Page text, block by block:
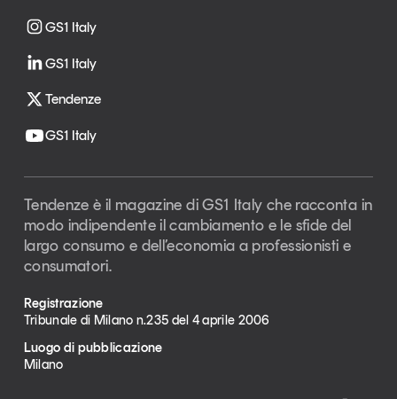
GS1 Italy
GS1 Italy
Tendenze
GS1 Italy
Tendenze è il magazine di GS1 Italy che racconta in
modo indipendente il cambiamento e le sfide del
largo consumo e dell’economia a professionisti e
consumatori.
Registrazione
Tribunale di Milano n.235 del 4 aprile 2006
Luogo di pubblicazione
Milano